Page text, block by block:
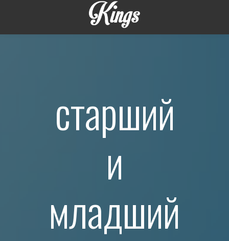
старший
и
младший